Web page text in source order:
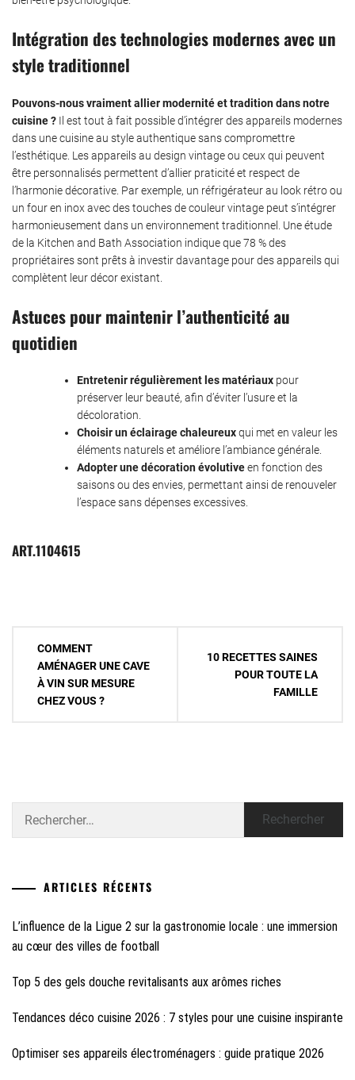
Intégration des technologies modernes avec un
style traditionnel
Pouvons-nous vraiment allier modernité et tradition dans notre
cuisine ? Il est tout à fait possible d’intégrer des appareils modernes
dans une cuisine au style authentique sans compromettre
l’esthétique. Les appareils au design vintage ou ceux qui peuvent
être personnalisés permettent d’allier praticité et respect de
l’harmonie décorative. Par exemple, un réfrigérateur au look rétro ou
un four en inox avec des touches de couleur vintage peut s’intégrer
harmonieusement dans un environnement traditionnel. Une étude
de la Kitchen and Bath Association indique que 78 % des
propriétaires sont prêts à investir davantage pour des appareils qui
complètent leur décor existant.
Astuces pour maintenir l’authenticité au
quotidien
Entretenir régulièrement les matériaux pour
préserver leur beauté, afin d’éviter l’usure et la
décoloration.
Choisir un éclairage chaleureuxqui met en valeur les
éléments naturels et améliore l’ambiance générale.
Adopter une décoration évolutiveen fonction des
saisons ou des envies, permettant ainsi de renouveler
l’espace sans dépenses excessives.
ART.1104615
Navigation
l’article
COMMENT
AMÉNAGER UNE CAVE
À VIN SUR MESURE
CHEZ VOUS ?
10 RECETTES SAINES
POUR TOUTE LA
FAMILLE
ARTICLES RÉCENTS
L’influence de la Ligue 2 sur la gastronomie locale : une immersion
au cœur des villes de football
Top 5 des gels douche revitalisants aux arômes riches
Tendances déco cuisine 2026 : 7 styles pour une cuisine inspirante
Optimiser ses appareils électroménagers : guide pratique 2026